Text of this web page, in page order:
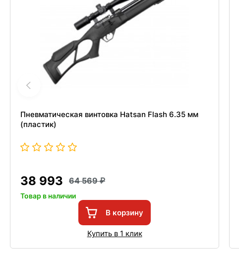
Пневматическая винтовка Hatsan Flash 6.35 мм
(пластик)
38 993 64 569
Товар в наличии
В корзину
Купить в 1 клик